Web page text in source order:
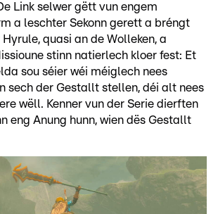
Link selwer gëtt vun engem
a leschter Sekonn gerett a bréngt
quasi an de Wolleken, a
stinn natierlech kloer fest: Et
sou séier wéi méiglech nees
sech der Gestallt stellen, déi alt nees
wëll. Kenner vun der Serie dierften
eng Anung hunn, wien dës Gestallt